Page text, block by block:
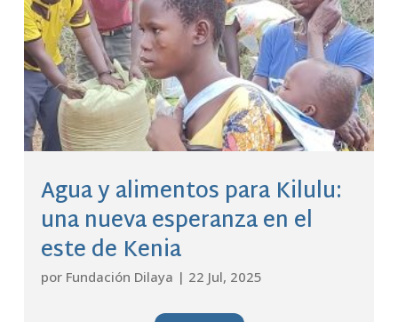
Agua y alimentos para Kilulu:
una nueva esperanza en el
este de Kenia
por Fundación Dilaya | 22 Jul, 2025